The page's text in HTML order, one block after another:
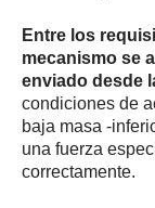
Entre los
mecanismo se
enviado desde
condiciones de
baja masa -
una fuerza
correctamente.